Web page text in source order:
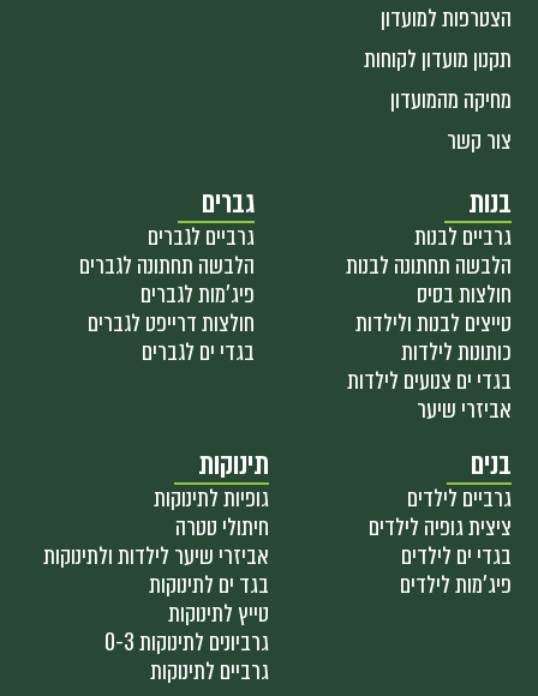
הצטרפות למועדון
תקנון מועדון לקוחות
מחיקה מהמועדון
צור קשר
בנות
גרביים לבנות
הלבשה תחתונה לבנות
חולצות בסיס
טייצים לבנות ולילדות
כותונות לילדות
בגדי ים צנועים לילדות
אביזרי שיער
גברים
גרביים לגברים
הלבשה תחתונה לגברים
פיג'מות לגברים
חולצות דרייפט לגברים
בגדי ים לגברים
בנים
גרביים לילדים
ציצית גופיה לילדים
בגדי ים לילדים
פיג'מות לילדים
תינוקות
גופיות לתינוקות
חיתולי טטרה
אביזרי שיער לילדות ולתינוקות
בגד ים לתינוקות
טייץ לתינוקות
גרביונים לתינוקות 0-3
גרביים לתינוקות